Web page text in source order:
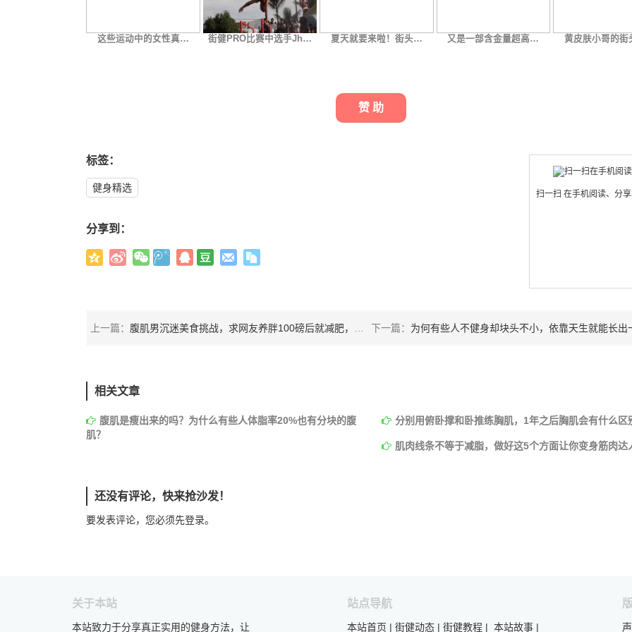
这些运动中的女性真… 街健PRO比赛中选手Jh… 夏天就要来啦！街头… 又是一部含金量超高… 黄皮肤小哥的
赞 助
标签：
健身精选
分享到：
扫一扫 在手机阅读、分
上一篇： 腹肌男沉迷美食挑战，求网友养胖100磅后就减肥，他能瘦下来吗？ 下一篇： 为何有些人不健身却块头不小，依靠天生就能长出一身肌肉吗
相关文章
腹肌是瘦出来的吗？为什么有些人体脂率20%也有分块的腹
肌？
分别用俯卧撑和卧推练胸肌，1年之后胸肌会有什么区
肌肉线条不等于减脂，做好这5个方面让你变身筋肉达
还没有评论，快来抢沙发！
要发表评论，您必须先登录。
关于本站
本站致力于分享真正实用的健身方法，让
站点导航
本站首页 | 街健动态 | 街健教程 | 本站故事 |